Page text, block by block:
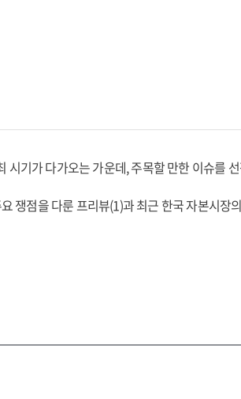
기가 다가오는 가운데, 주목할 만한 이슈를
쟁점을 다룬 프리뷰(1)과 최근 한국 자본시장